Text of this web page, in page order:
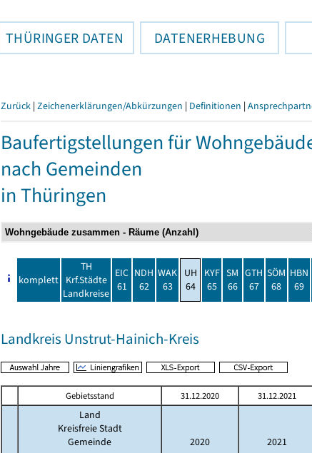
THÜRINGER DATEN DATENERHEBUNG
Zurück | Zeichenerklärungen/Abkürzungen | Definitionen |
Baufertigstellungen für
nach Gemeinden
in Thüringen
komplett
TH
Krf.Städte
Landkreise
EIC
61
NDH
62
WAK
63
UH
64
KYF
65
SM
66
GTH
67
SÖM
68
HBN
69
Landkreis Unstrut-Hainich-Kreis
Gebietsstand 31.12.2020 31.12.2021
Land
Kreisfreie Stadt
Gemeinde
2020 2021